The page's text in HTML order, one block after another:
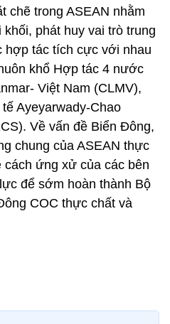
chẽ trong ASEAN nhằm
phát huy vai trò trung
hợp tác tích cực với nhau
khổ Hợp tác 4 nước
Việt Nam (CLMV),
Ayeyarwady-Chao
Về vấn đề Biển Đông,
chung của ASEAN thực
cách ứng xử của các bên
để sớm hoàn thành Bộ
COC thực chất và